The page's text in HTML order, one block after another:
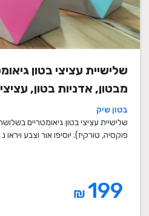
שלישיית עציצי בטון
מבטון, אדניות בטון,
מיוחדים, עציצים
מתנות לחגים
בטון שיק
שלישיית עציצי בטון גיאומטריים
פוקסיה, טורקיז). יוסיפו אור וצבע ויראו
₪